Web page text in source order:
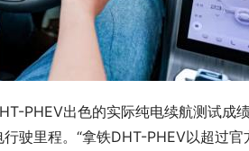
PHEV出色的实际纯电续航测试
驶里程。“拿铁DHT-PHEV以超过官